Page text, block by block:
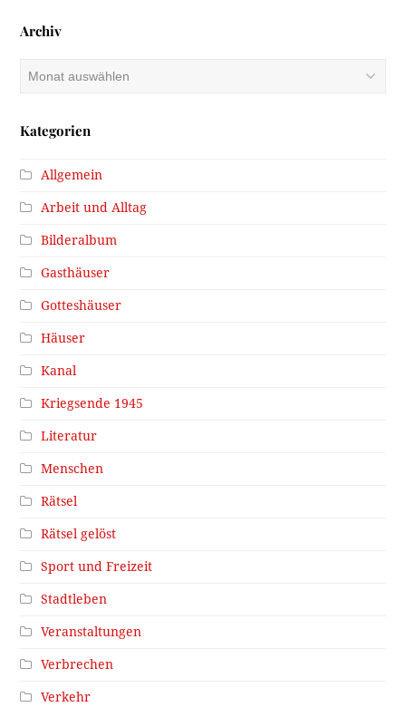
Archiv
Archiv
Kategorien
Allgemein
Arbeit und Alltag
Bilderalbum
Gasthäuser
Gotteshäuser
Häuser
Kanal
Kriegsende 1945
Literatur
Menschen
Rätsel
Rätsel gelöst
Sport und Freizeit
Stadtleben
Veranstaltungen
Verbrechen
Verkehr